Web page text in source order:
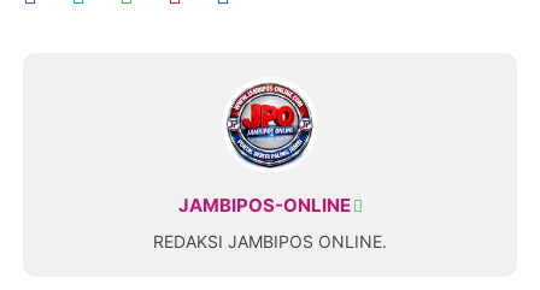
JAMBIPOS-ONLINE
REDAKSI JAMBIPOS ONLINE.